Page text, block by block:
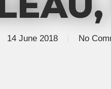
14 June 2018 No